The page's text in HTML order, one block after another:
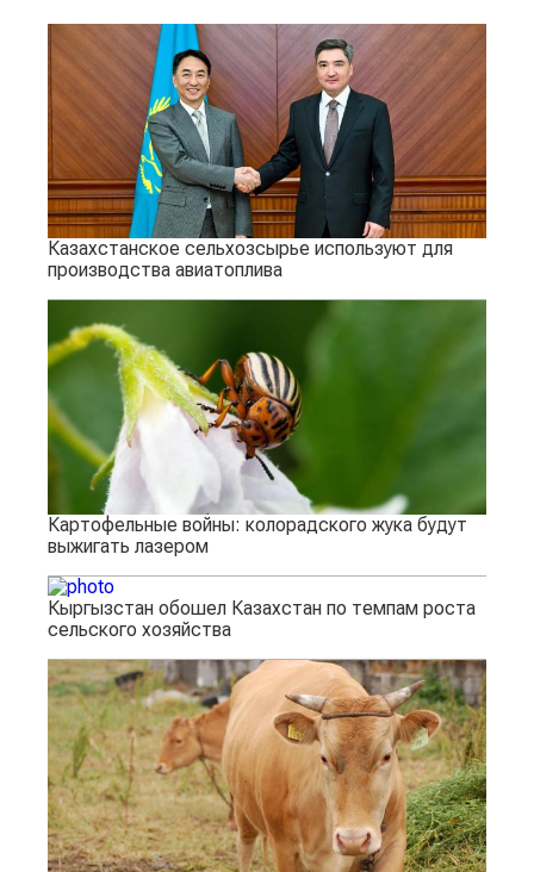
Казахстанское сельхозсырье используют для
производства авиатоплива
Картофельные войны: колорадского жука будут
выжигать лазером
Кыргызстан обошел Казахстан по темпам роста
сельского хозяйства